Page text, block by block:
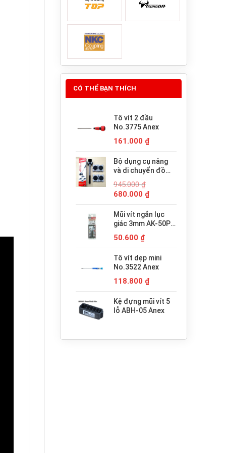
CÓ THỂ BẠN THÍCH
Tô vít 2 đầu
No.3775 Anex
161.000 ₫
Bộ dụng cụ nâng
và di chuyển đồ
minh PICUS LP-
200N
945.000₫
Giá
là:
945.000 ₫.
680.000 ₫Giá
tại
là:
Mũi vít ngắn lục
giác 3mm AK-50P-
50.600 ₫
Tô vít dẹp mini
No.3522 Anex
118.800 ₫
Kệ đựng mũi vít 5
lỗ ABH-05 Anex